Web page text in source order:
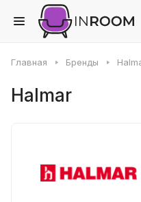
Главная Бренды
Halmar